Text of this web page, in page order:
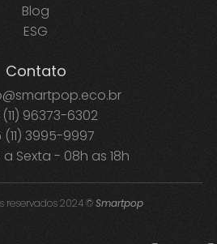
Blog
ESG
Contato
96373-6302
3995-9997
Sexta - 08h as 18h
reservados 2024 ©Smartpop